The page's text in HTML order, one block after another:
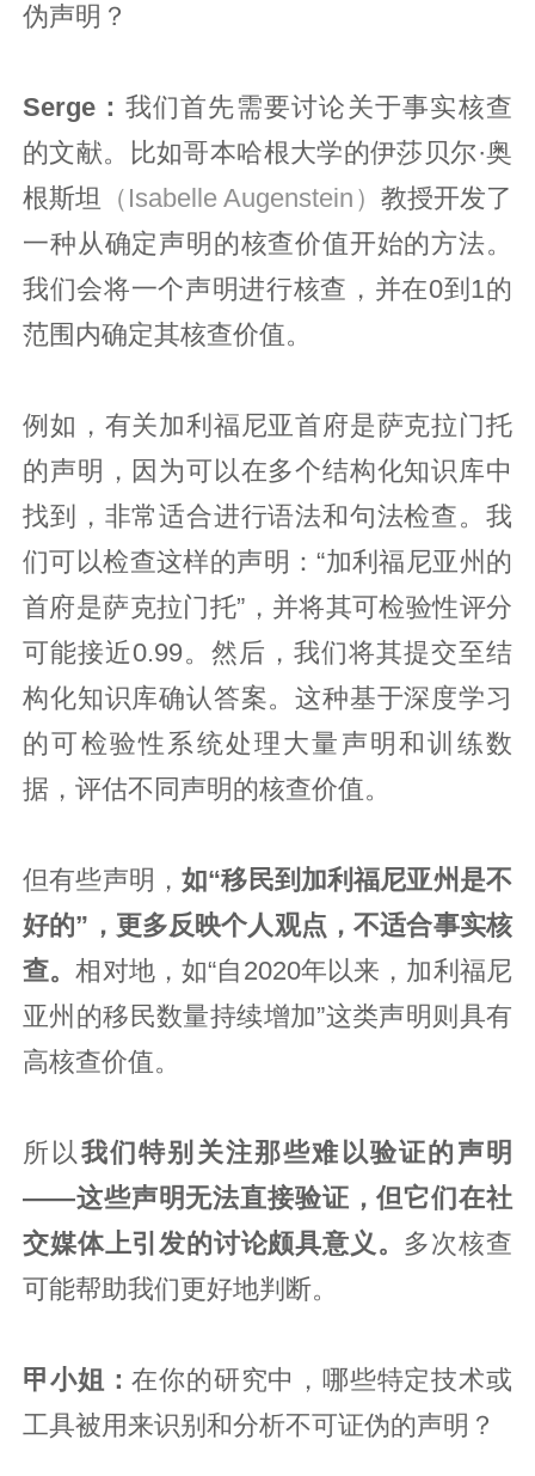
伪声明？
Serge： 我们首先需要讨论关于事实核查
的文献。比如哥本哈根大学的伊莎贝尔·奥
根斯坦
（Isabelle Augenstein） 教授开发了
一种从确定声明的核查价值开始的方法。
我们会将一个声明进行核查，并在0到1的
范围内确定其核查价值。
例如，有关加利福尼亚首府是萨克拉门托
的声明，因为可以在多个结构化知识库中
找到，非常适合进行语法和句法检查。我
们可以检查这样的声明：“加利福尼亚州的
首府是萨克拉门托”，并将其可检验性评分
可能接近0.99。然后，我们将其提交至结
构化知识库确认答案。这种基于深度学习
的可检验性系统处理大量声明和训练数
据，评估不同声明的核查价值。
但有些声明，如“移民到加利福尼亚州是不
好的”，更多反映个人观点，不适合事实核
查。相对地，如“自2020年以来，加利福尼
亚州的移民数量持续增加”这类声明则具有
高核查价值。
所以我们特别关注那些难以验证的声明
——这些声明无法直接验证，但它们在社
交媒体上引发的讨论颇具意义 。 多次核查
可能帮助我们更好地判断。
甲小姐：在你的研究中，哪些特定技术或
工具被用来识别和分析不可证伪的声明？